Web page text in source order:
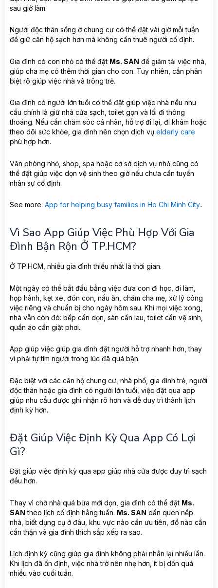
sau giờ làm.
Người độc thân sống ở chung cư có thể đặt vài giờ mỗi tuần
để giữ căn hộ sạch hơn mà không cần thuê người cố định.
Gia đình có con nhỏ có thể đặt Ms. SAN để giảm tải việc nhà,
giúp cha mẹ có thêm thời gian cho con. Tuy nhiên, cần phân
biệt rõ giúp việc nhà và trông trẻ.
Gia đình có người lớn tuổi có thể đặt giúp việc nhà nếu nhu
cầu chính là giữ nhà cửa sạch, toilet gọn và lối đi thông
thoáng. Nếu cần chăm sóc cá nhân, hỗ trợ đi lại, đi khám hoặc
theo dõi sức khỏe, gia đình nên chọn dịch vụ elderly care
phù hợp hơn.
Văn phòng nhỏ, shop, spa hoặc cơ sở dịch vụ nhỏ cũng có
thể đặt giúp việc dọn vệ sinh theo giờ nếu chưa cần tuyển
nhân sự cố định.
See more: App for helping busy families in Ho Chi Minh City..
Vì Sao App Giúp Việc Phù Hợp Với Gia
Đình Bận Rộn Ở TP.HCM?
Ở TP.HCM, nhiều gia đình thiếu nhất là thời gian.
Một ngày có thể bắt đầu bằng việc đưa con đi học, đi làm,
họp hành, kẹt xe, đón con, nấu ăn, chăm cha mẹ, xử lý công
việc riêng và chuẩn bị cho ngày hôm sau. Khi mọi việc xong,
nhà vẫn còn đó: bếp cần dọn, sàn cần lau, toilet cần vệ sinh,
quần áo cần giặt phơi.
App giúp việc giúp gia đình đặt người hỗ trợ nhanh hơn, thay
vì phải tự tìm người trong lúc đã quá bận.
Đặc biệt với các căn hộ chung cư, nhà phố, gia đình trẻ, người
độc thân hoặc gia đình có người lớn tuổi, việc đặt qua app
giúp nhu cầu được ghi nhận rõ hơn và dễ duy trì thành lịch
định kỳ hơn.
Đặt Giúp Việc Định Kỳ Qua App Có Lợi
Gì?
Đặt giúp việc định kỳ qua app giúp nhà cửa được duy trì sạch
đều hơn.
Thay vì chờ nhà quá bừa mới dọn, gia đình có thể đặt Ms.
SAN theo lịch cố định hằng tuần. Ms. SAN dần quen nếp
nhà, biết dụng cụ ở đâu, khu vực nào cần ưu tiên, đồ nào cần
cẩn thận và gia đình thích sắp xếp ra sao.
Lịch định kỳ cũng giúp gia đình không phải nhắn lại nhiều lần.
Khi lịch đã ổn định, việc nhà trở nên nhẹ hơn, ít bị dồn quá
nhiều vào cuối tuần.